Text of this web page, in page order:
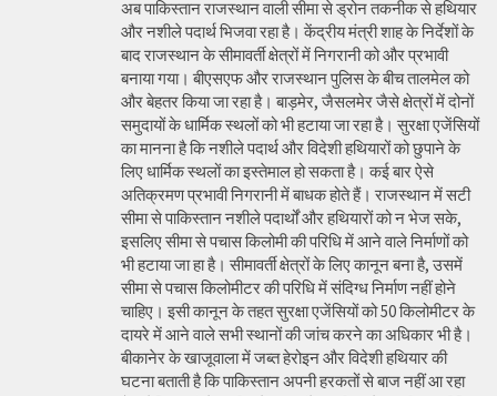
अब पाकिस्तान राजस्थान वाली सीमा से ड्रोन तकनीक से हथियार
और नशीले पदार्थ भिजवा रहा है। केंद्रीय मंत्री शाह के निर्देशों के
बाद राजस्थान के सीमावर्ती क्षेत्रों में निगरानी को और प्रभावी
बनाया गया। बीएसएफ और राजस्थान पुलिस के बीच तालमेल को
और बेहतर किया जा रहा है। बाड़मेर, जैसलमेर जैसे क्षेत्रों में दोनों
समुदायों के धार्मिक स्थलों को भी हटाया जा रहा है। सुरक्षा एजेंसियों
का मानना है कि नशीले पदार्थ और विदेशी हथियारों को छुपाने के
लिए धार्मिक स्थलों का इस्तेमाल हो सकता है। कई बार ऐसे
अतिक्रमण प्रभावी निगरानी में बाधक होते हैं। राजस्थान में सटी
सीमा से पाकिस्तान नशीले पदार्थों और हथियारों को न भेज सके,
इसलिए सीमा से पचास किलोमी की परिधि में आने वाले निर्माणों को
भी हटाया जा हा है। सीमावर्ती क्षेत्रों के लिए कानून बना है, उसमें
सीमा से पचास किलोमीटर की परिधि में संदिग्ध निर्माण नहीं होने
चाहिए। इसी कानून के तहत सुरक्षा एजेंसियों को 50 किलोमीटर के
दायरे में आने वाले सभी स्थानों की जांच करने का अधिकार भी है।
बीकानेर के खाजूवाला में जब्त हेरोइन और विदेशी हथियार की
घटना बताती है कि पाकिस्तान अपनी हरकतों से बाज नहीं आ रहा